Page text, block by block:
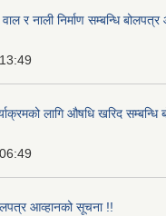
वाल र नाली निर्माण सम्बन्धि
लागि औषधि खरिद सम्बन्धि
आव्हानको सूचना !!